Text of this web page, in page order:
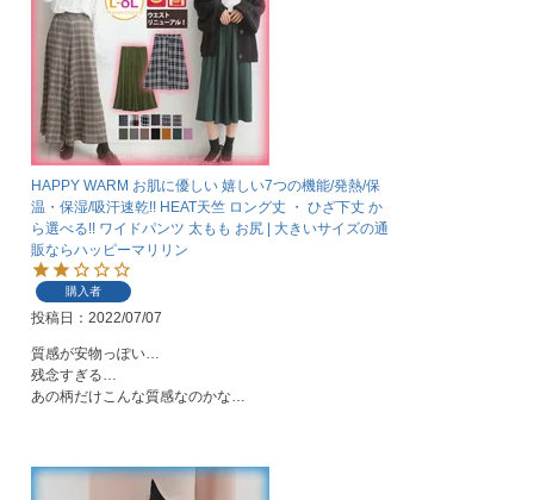
HAPPY WARM お肌に優しい 嬉しい7つの機能/発熱/保
温・保湿/吸汗速乾!! HEAT天竺 ロング丈 ・ ひざ下丈 か
ら選べる!! ワイドパンツ 太もも お尻 | 大きいサイズの通
販ならハッピーマリリン
購入者
投稿日 2022/07/07
質感が安物っぽい…
残念すぎる…
あの柄だけこんな質感なのかな…